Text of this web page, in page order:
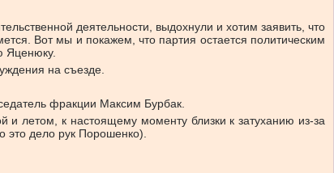
деятельности, выдохнули и хотим заявить, что
Вот мы и покажем, что партия остается политическим
Яценюку.
на съезде.
фракции Максим Бурбак.
и летом, к настоящему моменту близки к затуханию из-за
это дело рук Порошенко).